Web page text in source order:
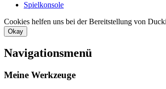
Spielkonsole
Cookies helfen uns bei der Bereitstellung von
Okay
Navigationsmenü
Meine Werkzeuge